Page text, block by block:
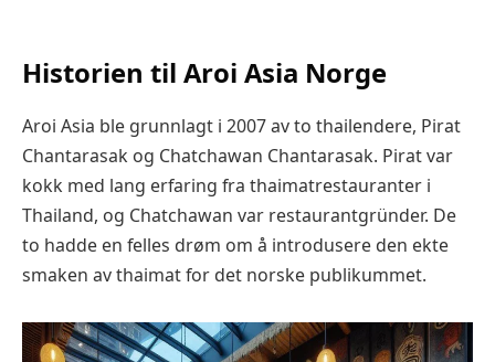
Historien til Aroi Asia Norge
Aroi Asia ble grunnlagt i 2007 av to thailendere, Pirat
Chantarasak og Chatchawan Chantarasak. Pirat var
kokk med lang erfaring fra thaimatrestauranter i
Thailand, og Chatchawan var restaurantgründer. De
to hadde en felles drøm om å introdusere den ekte
smaken av thaimat for det norske publikummet.